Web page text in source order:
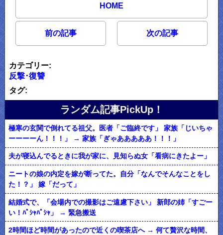
HOME
前の記事 次の記事
カテゴリー:
反撃･復讐
タグ:
ランダム記事PickUp！
極寒の玄関で倒れてる祖父。医者「ご臨終です」 家族「じいちゃ
ーーーーん！！！」 → 家族「ぎゃあああああ！！！」
夫が寝込んでるときに我が家に、見知らぬ女「看病にきたよー」
ニートの娘の内定を嫁が断ってた。自分「なんでそんなことをし
た！？」 嫁「だって」
結婚式で、「会場内での撮影はご遠慮下さい」 新郎の姉「すごー
い！ﾊﾟｼｬﾊﾟｼｬ」 → 緊急搬送
2時間ほど時間があったので近くの喫茶店へ → 何て贅沢な時間、